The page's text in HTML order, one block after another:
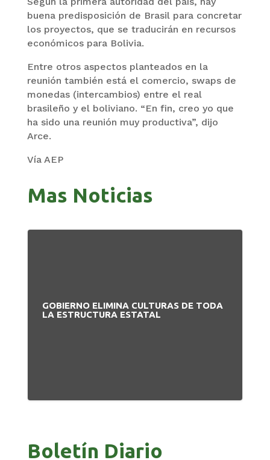
buena predisposición de Brasil para concretar
los proyectos, que se traducirán en recursos
económicos para Bolivia.
Entre otros aspectos planteados en la
reunión también está el comercio, swaps de
monedas (intercambios) entre el real
brasileño y el boliviano. “En fin, creo yo que
ha sido una reunión muy productiva”, dijo
Arce.
Vía AEP
Mas Noticias
GOBIERNO ELIMINA CULTURAS DE TODA
LA ESTRUCTURA ESTATAL
Boletín Diario